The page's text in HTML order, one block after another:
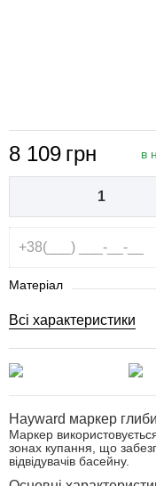
8 109 грн в
Матеріал
Всі характеристики
Hayward маркер
Маркер
зонах купання, що
відвідувачів басейну.